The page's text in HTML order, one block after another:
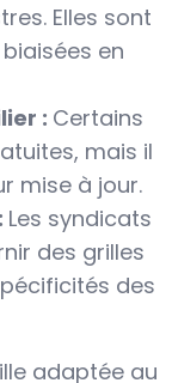
Elles sont
en
: Certains
mais il
mise à jour.
Les syndicats
des grilles
des
adaptée au